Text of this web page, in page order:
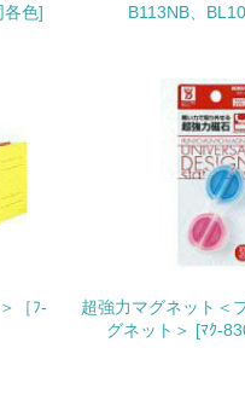
各色]
B113NB、
［ﾌ-
超強力マグネット＜
グネット＞ [ﾏｸ-